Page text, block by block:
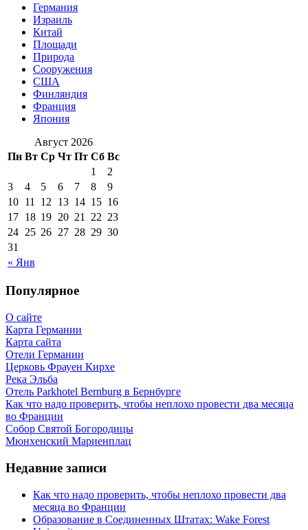
Германия
Израиль
Китай
Площади
Природа
Сооружения
США
Финляндия
Франция
Япония
Август 2026
Пн Вт Ср Чт Пт Сб Вс
« Янв
1
2
3
4 5 6 7 8
9
10 11 12 13 14 15 16
17 18 19 20 21 22 23
24 25 26 27 28 29 30
31
Популярное
О сайте
Карта Германии
Карта сайта
Отели Германии
Церковь Фрауен Кирхе
Река Эльба
Отель Parkhotel Bernburg в Бернбурге
Как что надо проверить, чтобы неплохо провести два месяца
во Франции
Собор Святой Богородицы
Мюнхенский Мариенплац
Недавние записи
Как что надо проверить, чтобы неплохо провести два
месяца во Франции
Образование в Соединенных Штатах: Wake Forest